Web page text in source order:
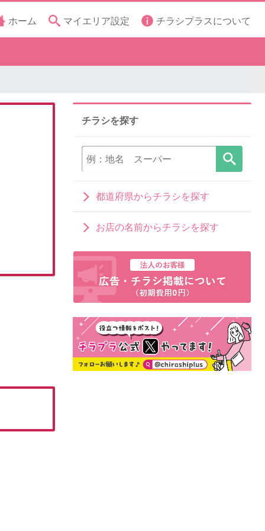
ホーム マイエリア設定 チラシプラスについて
チラシを探す
都道府県からチラシを探す
お店の名前からチラシを探す